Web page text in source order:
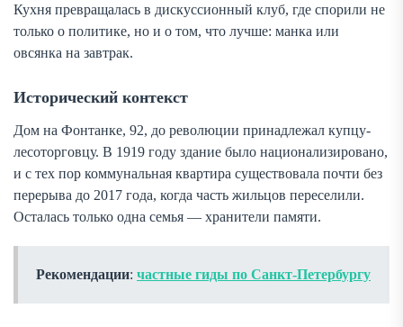
Кухня превращалась в дискуссионный клуб, где спорили не
только о политике, но и о том, что лучше: манка или
овсянка на завтрак.
Исторический контекст
Дом на Фонтанке, 92, до революции принадлежал купцу-
лесоторговцу. В 1919 году здание было национализировано,
и с тех пор коммунальная квартира существовала почти без
перерыва до 2017 года, когда часть жильцов переселили.
Осталась только одна семья — хранители памяти.
Рекомендации: частные гиды по Санкт-Петербургу